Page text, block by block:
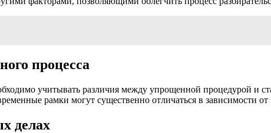
процесса
учитывать различия между упрощенной процедурой и
рамки могут существенно отличаться в зависимости
делах